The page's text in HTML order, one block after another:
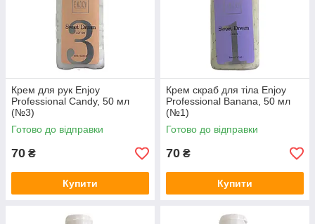
Крем для рук Еnjoy
Professional Candy, 50 мл
(№3)
Готово до відправки
70 ₴
Купити
Крем скраб для тіла Еnjoy
Professional Banana, 50 мл
(№1)
Готово до відправки
70 ₴
Купити